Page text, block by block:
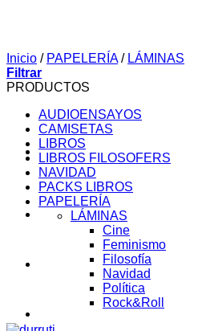
SOBRE MI
AUDIOENSAYOS
Inicio / PAPELERÍA / LÁMINAS
Filtrar
PRODUCTOS
AUDIOENSAYOS
CAMISETAS
LIBROS
LIBROS FILOSOFERS
NAVIDAD
PACKS LIBROS
PAPELERÍA
LÁMINAS
Cine
Feminismo
Filosofía
Navidad
Política
Rock&Roll